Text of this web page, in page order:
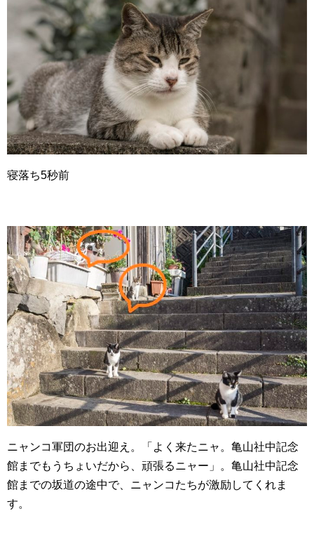
寝落ち5秒前
ニャンコ軍団のお出迎え。「よく来たニャ。亀山社中記念
館までもうちょいだから、頑張るニャー」。亀山社中記念
館までの坂道の途中で、ニャンコたちが激励してくれま
す。